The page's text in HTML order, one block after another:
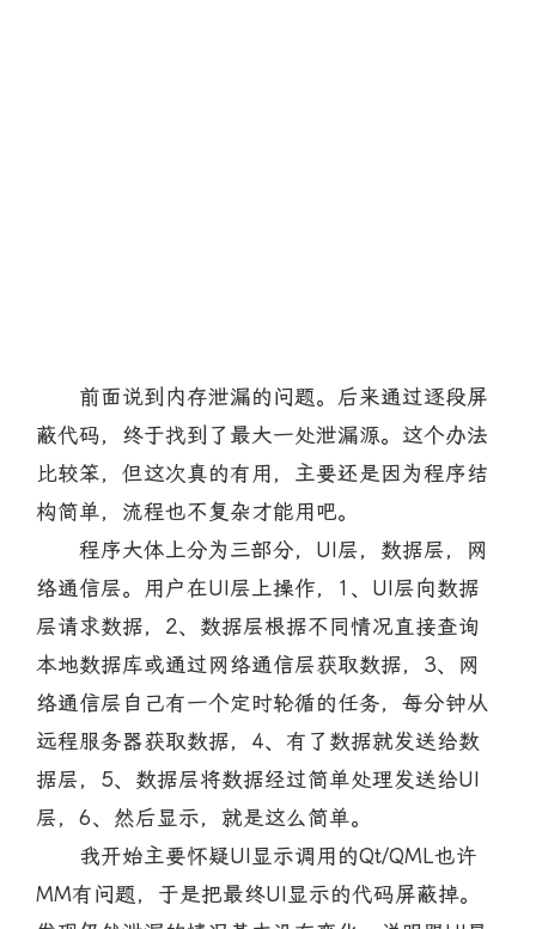
前面说到内存泄漏的问题。后来通过逐段屏
蔽代码，终于找到了最大一处泄漏源。这个办法
比较笨，但这次真的有用，主要还是因为程序结
构简单，流程也不复杂才能用吧。
程序大体上分为三部分，UI层，数据层，网
络通信层。用户在UI层上操作，1、UI层向数据
层请求数据，2、数据层根据不同情况直接查询
本地数据库或通过网络通信层获取数据，3、网
络通信层自己有一个定时轮循的任务，每分钟从
远程服务器获取数据，4、有了数据就发送给数
据层，5、数据层将数据经过简单处理发送给UI
层，6、然后显示，就是这么简单。
我开始主要怀疑UI显示调用的Qt/QML也许
MM有问题，于是把最终UI显示的代码屏蔽掉。